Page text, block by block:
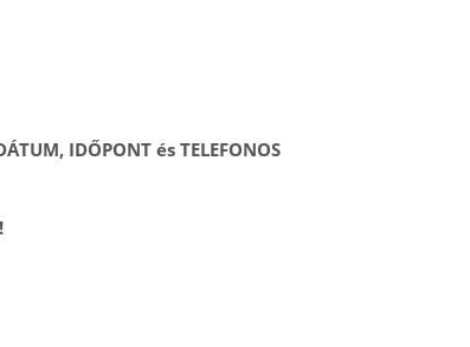
IDŐPONT és TELEFONOS